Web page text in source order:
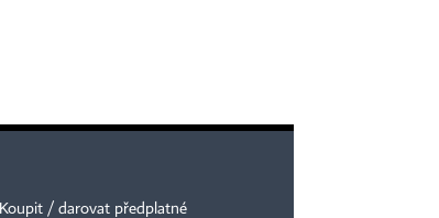
Koupit / darovat předplatné